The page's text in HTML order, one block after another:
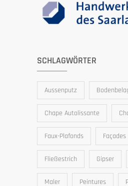
SCHLAGWÖRTER
Aussenputz
Chape Autolissante
Faux-Plafonds Façades
Fließestrich Gipser
Maler Peintures